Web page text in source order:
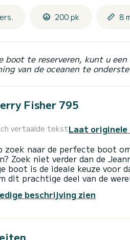
200 pk 8
boot te reserveren, kunt u
van de oceanen te
Fisher 795
vertaalde tekstLaat
zoek naar de perfecte boot
Zoek niet verder dan de
boot is de ideale keuze voor
dit prachtige deel van de
u nog op? Boek vandaag
is deze boot de perfecte
beschrijving zien